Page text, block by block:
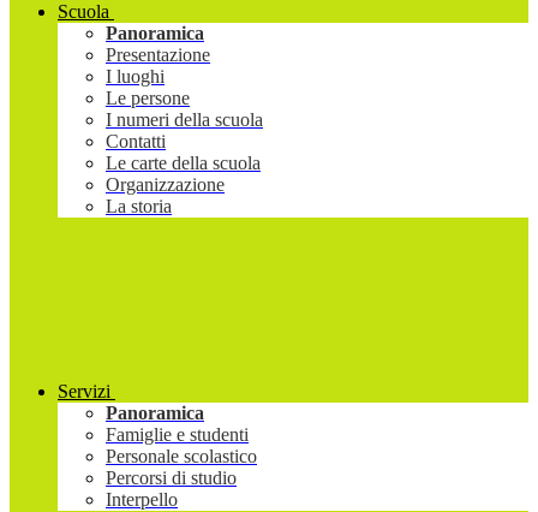
Scuola
Panoramica
Presentazione
I luoghi
Le persone
I numeri della scuola
Contatti
Le carte della scuola
Organizzazione
La storia
Servizi
Panoramica
Famiglie e studenti
Personale scolastico
Percorsi di studio
Interpello